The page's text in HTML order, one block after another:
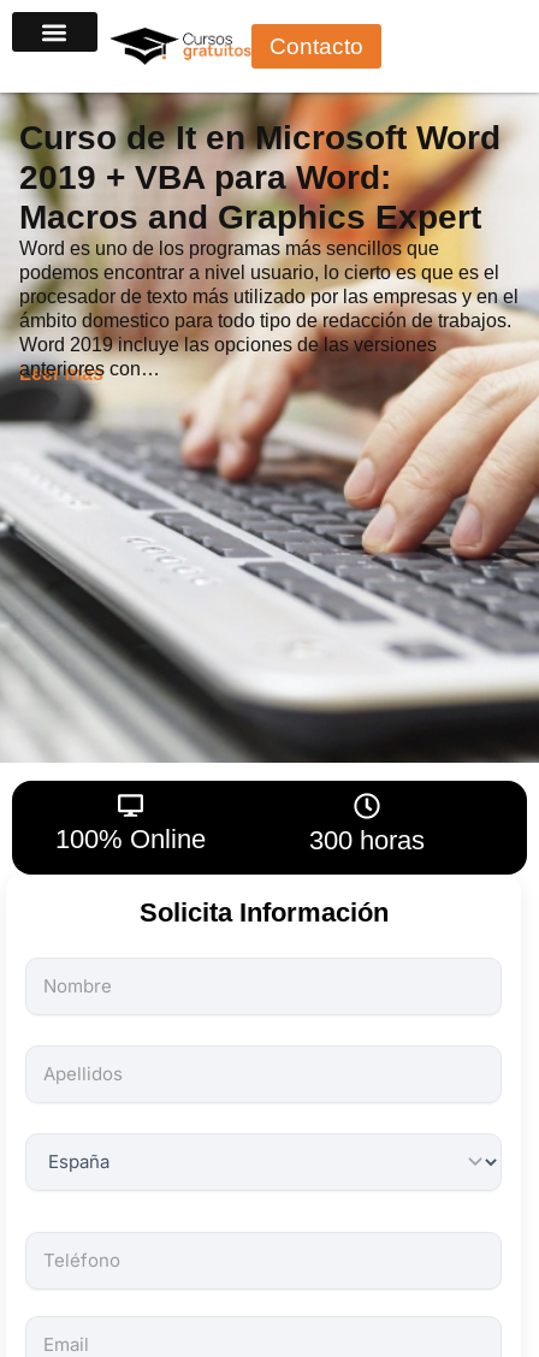
al
Contacto
Curso de It en Microsoft Word
2019 + VBA para Word:
Macros and Graphics Expert
Word es uno de los programas más sencillos que
podemos encontrar a nivel usuario, lo cierto es que es el
procesador de texto más utilizado por las empresas y en el
ámbito domestico para todo tipo de redacción de trabajos.
Word 2019 incluye las opciones de las versiones
anteriores con…
Leer más
100% Online 300 horas
Solicita Información
Todos
los
son
obligatorios.